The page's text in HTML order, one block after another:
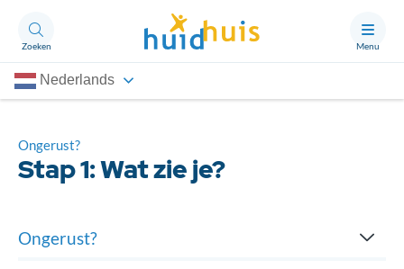
Zoeken Menu
Nederlands
Thema’s
Artikelen
Ongerust?
Ongerust?
Ongerust?
Stap 1: Wat zie je?